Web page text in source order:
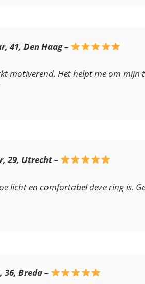
41, Den Haag–
motiverend. Het helpt me om
29, Utrecht–
licht en comfortabel deze ring is.
36, Breda–